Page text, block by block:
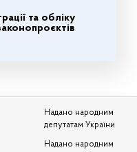
та обліку
Надано народним
депутатам України
Надано народним